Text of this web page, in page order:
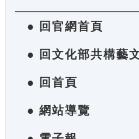
● 回官網首頁
● 回文化部共構藝
● 回首頁
● 網站導覽